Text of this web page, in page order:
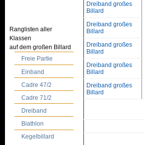
Ranglisten aller
Klassen
auf dem großen Billard
Freie Partie
Einband
Cadre 47/2
Cadre 71/2
Dreiband
Biathlon
Kegelbillard
Dreiband großes
Billard
Dreiband großes
Billard
Dreiband großes
Billard
Dreiband großes
Billard
Dreiband großes
Billard